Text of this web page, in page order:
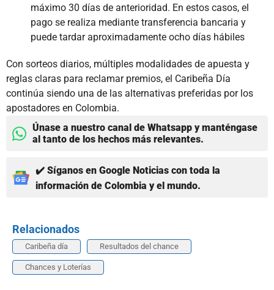
máximo 30 días de anterioridad. En estos casos, el
pago se realiza mediante transferencia bancaria y
puede tardar aproximadamente ocho días hábiles
Con sorteos diarios, múltiples modalidades de apuesta y
reglas claras para reclamar premios, el Caribeña Día
continúa siendo una de las alternativas preferidas por los
apostadores en Colombia.
Únase a nuestro canal de Whatsapp y manténgase
al tanto de los hechos más relevantes.
✔️ Síganos en Google Noticias con toda la
información de Colombia y el mundo.
Relacionados
Caribeña día Resultados del chance
Chances y Loterías